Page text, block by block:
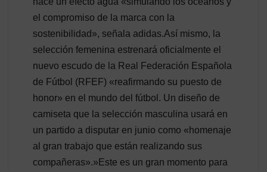
el compromiso de la marca con la
sostenibilidad», señala adidas.Así mismo, la
selección femenina estrenará oficialmente el
nuevo escudo de la Real Federación Española
de Fútbol (RFEF) «reafirmando su puesto de
honor» en el mundo del fútbol. Un diseño de
camiseta que la selección masculina usará en
un partido a disputar en junio como «homenaje
al gran trabajo que están realizando sus
compañeras».»Este es un gran momento para